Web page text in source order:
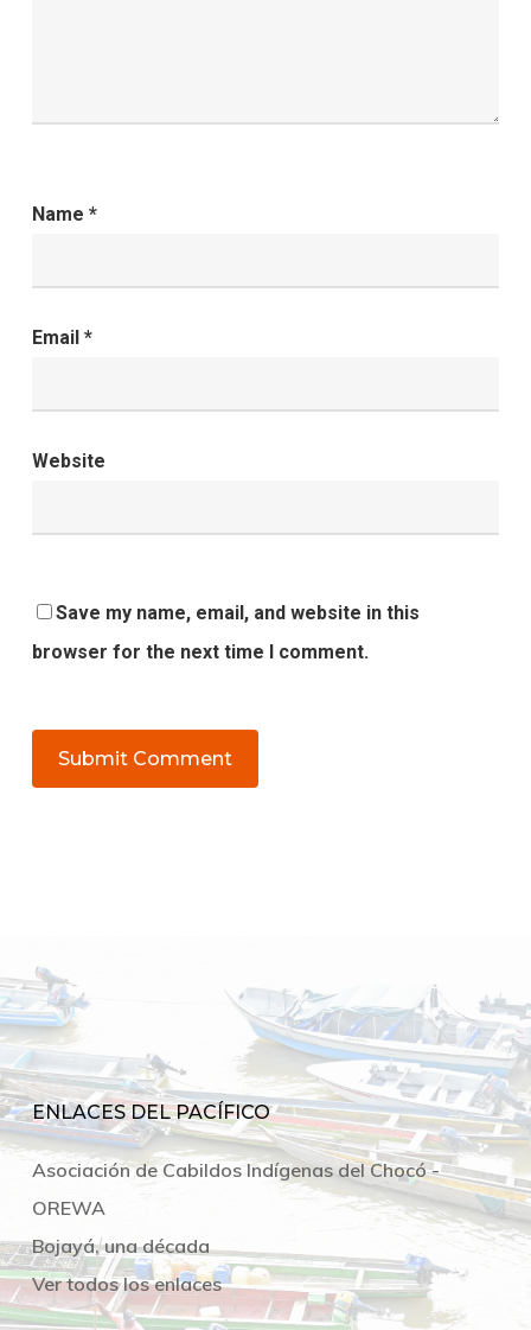
Name *
Email *
Website
Save my name, email, and website in this
browser for the next time I comment.
ENLACES DEL PACÍFICO
Asociación de Cabildos Indígenas del Chocó -
OREWA
Bojayá, una década
Ver todos los enlaces